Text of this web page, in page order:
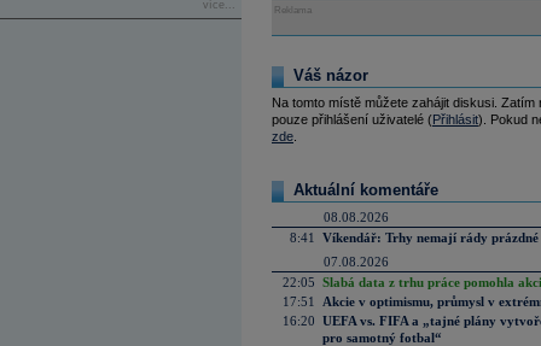
více... Reklama
Váš názor
Na tomto místě můžete zahájit diskusi.
pouze přihlášení uživatelé (Přihlásit). Pokud
zde
Aktuální komentáře
08.08.2026
8:41
Víkendář: Trhy nemají rády prázdné
07.08.2026
22:05 Slabá data z trhu práce pomohla
17:51
Akcie v optimismu, průmysl v
16:20 UEFA vs. FIFA a „tajné plány
pro samotný fotbal“